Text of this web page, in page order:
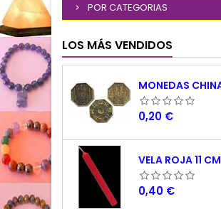
POR CATEGORIAS
LOS MÁS VENDIDOS
Precio
0,20 €
VELA ROJA 11 CM
Precio
0,40 €